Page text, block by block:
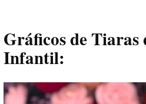
Gráficos de Tiaras
Infantil: